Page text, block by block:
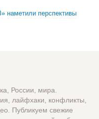
наметили перспективы
России, мира.
лайфхаки, конфликты,
Публикуем свежие